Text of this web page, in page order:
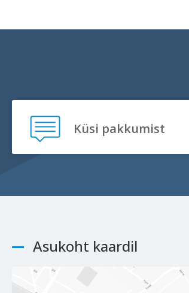
Küsi pakkumist
Asukoht kaardil